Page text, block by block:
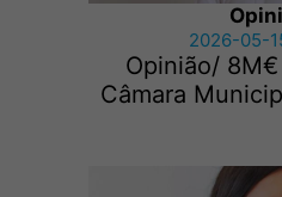
2026-05-
Opinião/
Câmara